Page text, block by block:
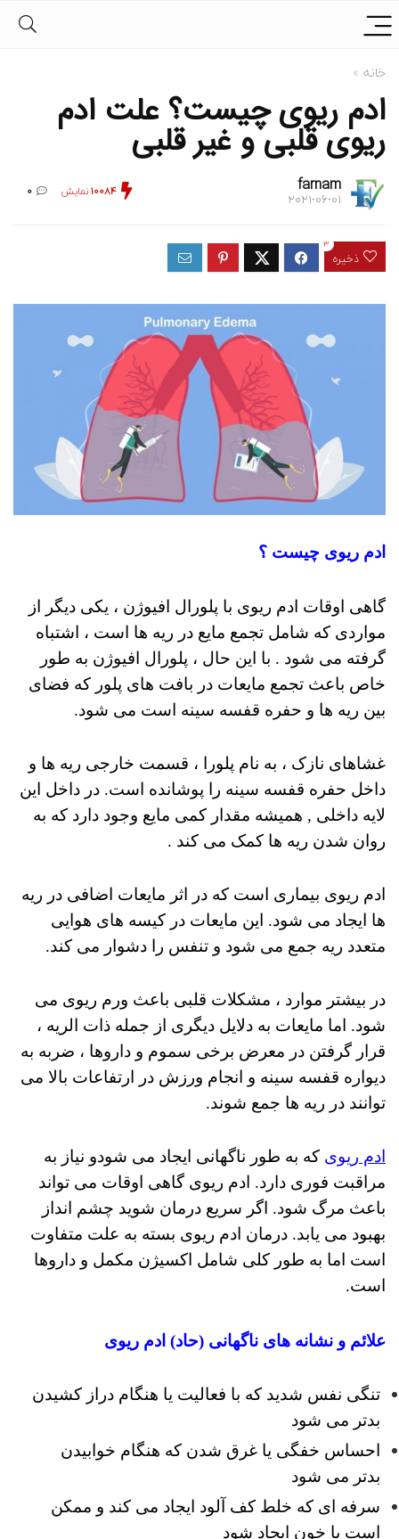
خانه »
ادم ریوی چیست؟ علت ادم
ریوی قلبی و غیر قلبی
farnam
2021-06-01
10084نمایش 0
ذخیره
3
ادم ریوی چیست ؟
گاهی اوقات ادم ریوی با پلورال افیوژن ، یکی دیگر از
مواردی که شامل تجمع مایع در ریه ها است ، اشتباه
گرفته می شود . با این حال ، پلورال افیوژن به طور
خاص باعث تجمع مایعات در بافت های پلور که فضای
بین ریه ها و حفره قفسه سینه است می شود.
غشاهای نازک ، به نام پلورا ، قسمت خارجی ریه ها و
داخل حفره قفسه سینه را پوشانده است. در داخل این
لایه داخلی , همیشه مقدار کمی مایع وجود دارد که به
روان شدن ریه ها کمک می کند .
ادم ریوی بیماری است که در اثر مایعات اضافی در ریه
ها ایجاد می شود. این مایعات در کیسه های هوایی
متعدد ریه جمع می شود و تنفس را دشوار می کند.
در بیشتر موارد ، مشکلات قلبی باعث ورم ریوی می
شود. اما مایعات به دلایل دیگری از جمله ذات الریه ،
قرار گرفتن در معرض برخی سموم و داروها ، ضربه به
دیواره قفسه سینه و انجام ورزش در ارتفاعات بالا می
توانند در ریه ها جمع شوند.
ادم ریوی که به طور ناگهانی ایجاد می شودو نیاز به
مراقبت فوری دارد. ادم ریوی گاهی اوقات می تواند
باعث مرگ شود. اگر سریع درمان شوید چشم انداز
بهبود می یابد. درمان ادم ریوی بسته به علت متفاوت
است اما به طور کلی شامل اکسیژن مکمل و داروها
است.
علائم و نشانه های ناگهانی (حاد) ادم ریوی
تنگی نفس شدید که با فعالیت یا هنگام دراز کشیدن
بدتر می شود
احساس خفگی یا غرق شدن که هنگام خوابیدن
بدتر می شود
سرفه ای که خلط کف آلود ایجاد می کند و ممکن
است با خون ایجاد شود